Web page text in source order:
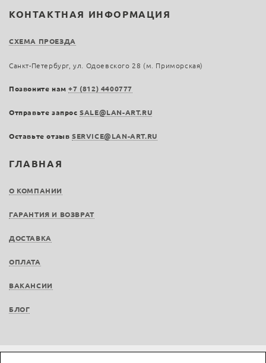
ГЛАВНАЯ
О КОМПАНИИ
ГАРАНТИЯ И ВОЗВРАТ
ДОСТАВКА
ОПЛАТА
ВАКАНСИИ
БЛОГ
КОНТАКТНАЯ ИНФОРМАЦИЯ
СХЕМА ПРОЕЗДА
Санкт-Петербург, ул. Одоевского 28 (м. Приморская)
Позвоните нам+7 (812) 4400777
Отправьте запросSALE@LAN-ART.RU
Оставьте отзыв SERVICE@LAN-ART.RU